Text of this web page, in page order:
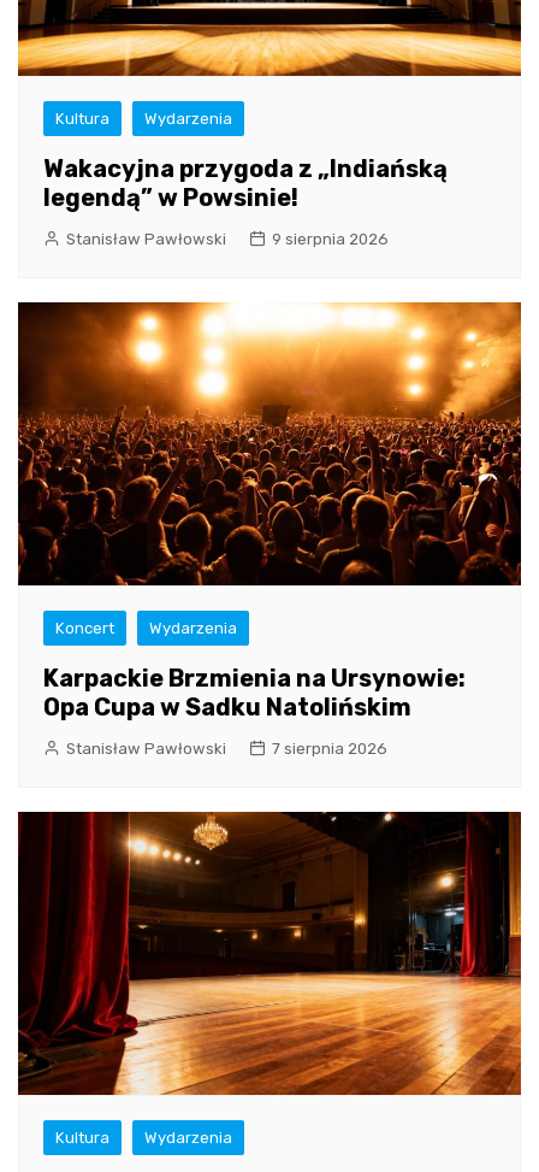
Kultura Wydarzenia
Wakacyjna przygoda z „Indiańską
legendą” w Powsinie!
Stanisław Pawłowski 9 sierpnia 2026
Koncert Wydarzenia
Karpackie Brzmienia na Ursynowie:
Opa Cupa w Sadku Natolińskim
Stanisław Pawłowski 7 sierpnia 2026
Kultura Wydarzenia